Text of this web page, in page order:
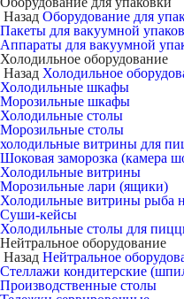
Назад Оборудование для
Пакеты для вакуумной
Аппараты для вакуумной
Холодильное оборудование
Назад Холодильное
Холодильные шкафы
Морозильные шкафы
Холодильные столы
Морозильные столы
холодильные витрины для
Шоковая заморозка (камера
Холодильные витрины
Морозильные лари (ящики)
Холодильные витрины рыба
Суши-кейсы
Холодильные столы для
Нейтральное оборудование
Назад Нейтральное
Стеллажи кондитерские
Производственные столы